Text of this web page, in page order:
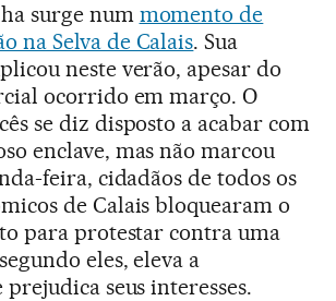
surge num momento de
na Selva de Calais. Sua
neste verão, apesar do
ocorrido em março. O
se diz disposto a acabar com
enclave, mas não marcou
feira, cidadãos de todos os
de Calais bloquearam o
para protestar contra uma
eles, eleva a
seus interesses.